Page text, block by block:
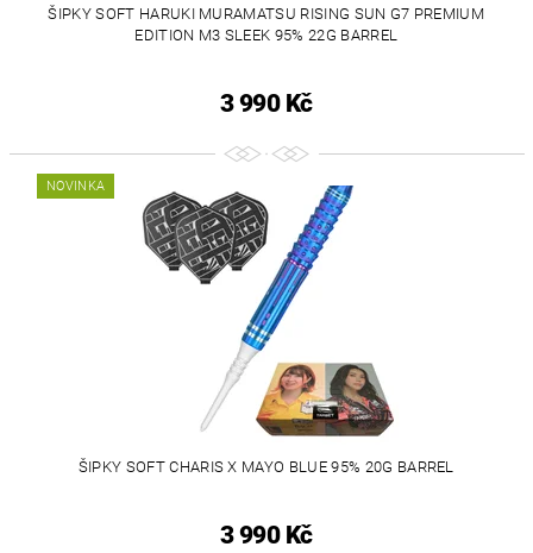
ŠIPKY SOFT HARUKI MURAMATSU RISING SUN G7 PREMIUM
EDITION M3 SLEEK 95% 22G BARREL
3 990 Kč
NOVINKA
ŠIPKY SOFT CHARIS X MAYO BLUE 95% 20G BARREL
3 990 Kč